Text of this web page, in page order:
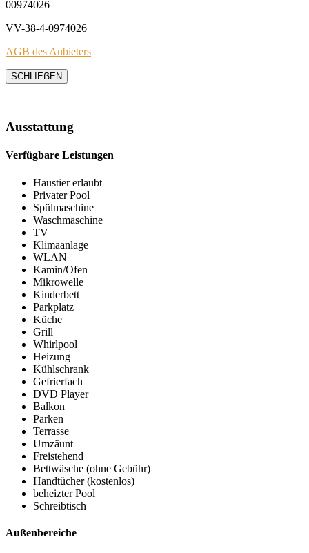
00974026
VV-38-4-0974026
AGB des Anbieters
SCHLIEẞEN
Ausstattung
Verfügbare Leistungen
Haustier erlaubt
Privater Pool
Spülmaschine
Waschmaschine
TV
Klimaanlage
WLAN
Kamin/Ofen
Mikrowelle
Kinderbett
Parkplatz
Küche
Grill
Whirlpool
Heizung
Kühlschrank
Gefrierfach
DVD Player
Balkon
Parken
Terrasse
Umzäunt
Freistehend
Bettwäsche (ohne Gebühr)
Handtücher (kostenlos)
beheizter Pool
Schreibtisch
Außenbereiche